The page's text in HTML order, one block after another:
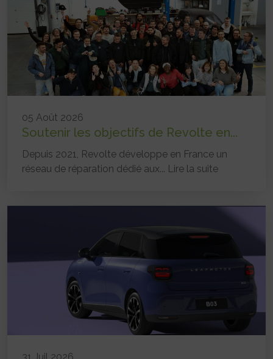
05 Août 2026
Soutenir les objectifs de Revolte en...
Depuis 2021, Revolte développe en France un
réseau de réparation dédié aux... Lire la suite